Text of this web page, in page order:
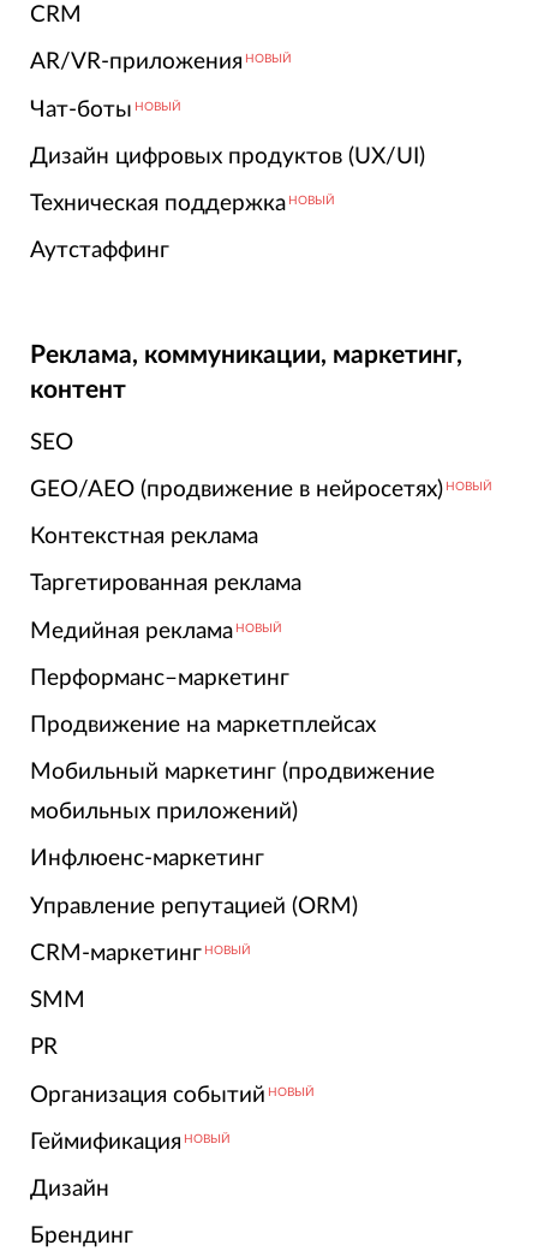
CRM
AR/VR-приложения НОВЫЙ
Чат-боты НОВЫЙ
Дизайн цифровых продуктов (UX/UI)
Техническая поддержка НОВЫЙ
Аутстаффинг
Реклама, коммуникации, маркетинг,
контент
SEO
GEO/AEO (продвижение в нейросетях) НОВЫЙ
Контекстная реклама
Таргетированная реклама
Медийная реклама НОВЫЙ
Перформанс–маркетинг
Продвижение на маркетплейсах
Мобильный маркетинг (продвижение
мобильных приложений)
Инфлюенс-маркетинг
Управление репутацией (ORM)
CRM-маркетинг НОВЫЙ
SMM
PR
Организация событий НОВЫЙ
Геймификация НОВЫЙ
Дизайн
Брендинг